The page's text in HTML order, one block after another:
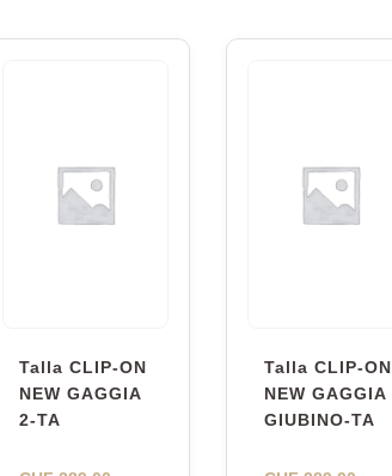
Talla CLIP-ON
NEW GAGGIA
2-TA
Talla CLIP-ON
NEW GAGGIA
GIUBINO-TA